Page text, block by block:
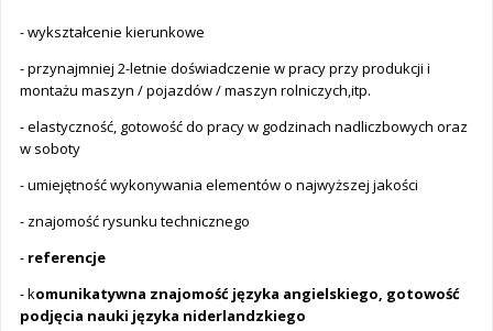
- wykształcenie kierunkowe
- przynajmniej 2-letnie doświadczenie w pracy przy produkcji i
montażu maszyn / pojazdów / maszyn rolniczych,itp.
- elastyczność, gotowość do pracy w godzinach nadliczbowych oraz
w soboty
- umiejętność wykonywania elementów o najwyższej jakości
- znajomość rysunku technicznego
- referencje
- komunikatywna znajomość języka angielskiego, gotowość
podjęcia nauki języka niderlandzkiego